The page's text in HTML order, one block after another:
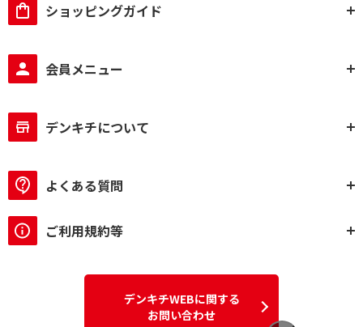
ショッピングガイド
会員メニュー
デンキチについて
よくある質問
ご利用規約等
デンキチWEBに関する
お問い合わせ